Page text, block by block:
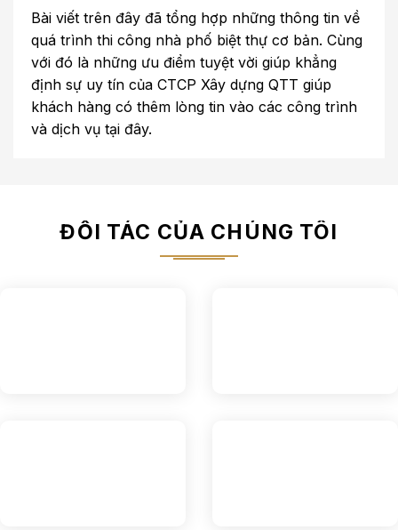
Bài viết trên đây đã tổng hợp những thông tin về
quá trình thi công nhà phố biệt thự cơ bản. Cùng
với đó là những ưu điểm tuyệt vời giúp khẳng
định sự uy tín của CTCP Xây dựng QTT giúp
khách hàng có thêm lòng tin vào các công trình
và dịch vụ tại đây.
ĐỐI TÁC CỦA CHÚNG TÔI